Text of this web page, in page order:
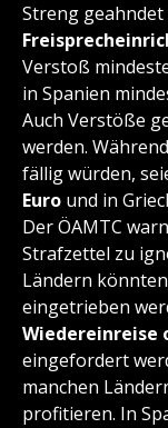
Streng
Verstoß
in Spanien
Auch Verstöße
werden.
fällig würden,
Euro und in
Der ÖAMTC
Strafzettel zu
Ländern
eingetrieben
Wiedereinreise
eingefordert
manchen
profitieren. In